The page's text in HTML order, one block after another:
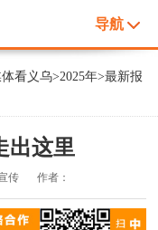
导航
体看义乌>2025年>最新报
出这里
传 作者：